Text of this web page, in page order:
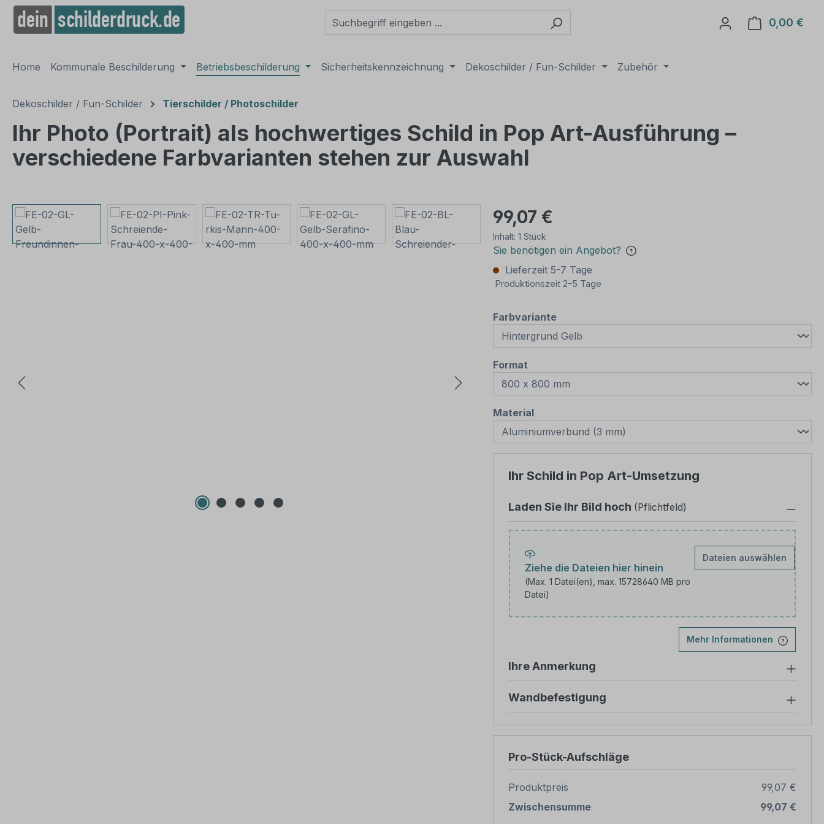
Zur Hauptnavigation springen
0,00 €
Home Kommunale Beschilderung Betriebsbeschilderung Sicherheitskennzeichnung Dekoschilder / Fun-Schilder Zubehör
Dekoschilder / Fun-Schilder Tierschilder / Photoschilder
Ihr Photo (Portrait) als hochwertiges Schild in Pop Art-Ausführung –
verschiedene Farbvarianten stehen zur Auswahl
Bildergalerie überspringen 99,07 €
Inhalt: 1 Stück
Sie benötigen ein Angebot?
Lieferzeit 5-7 Tage
Produktionszeit 2-5 Tage
Farbvarianteauswählen
Format
Materialauswählen
Ihr Schild in Pop Art-Umsetzung
Laden Sie Ihr Bild hoch (Pflichtfeld)
Ziehe die Dateien hier hinein
(Max. 1 Datei(en), max. 15728640 MB pro
Datei)
Dateien auswählen
Mehr Informationen
Ihre Anmerkung
Wandbefestigung
Pro-Stück-Aufschläge
Produktpreis
99,07 €
Zwischensumme
99,07 €